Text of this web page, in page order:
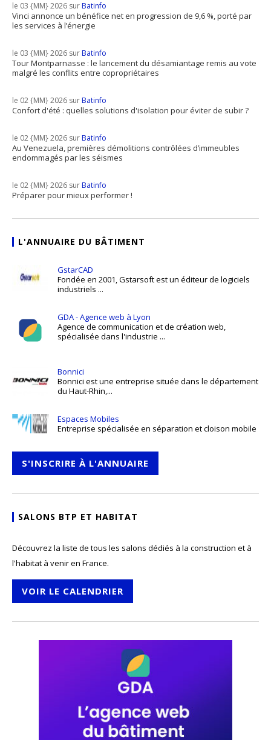
le 03 {MM} 2026 surBatinfo
Vinci annonce un bénéfice net en progression de 9,6 %, porté par
les services à l’énergie
le 03 {MM} 2026 surBatinfo
Tour Montparnasse : le lancement du désamiantage remis au vote
malgré les conflits entre copropriétaires
le 02 {MM} 2026 surBatinfo
Confort d'été : quelles solutions d'isolation pour éviter de subir ?
le 02 {MM} 2026 surBatinfo
Au Venezuela, premières démolitions contrôlées d’immeubles
endommagés par les séismes
le 02 {MM} 2026 surBatinfo
Préparer pour mieux performer !
L'ANNUAIRE DU BÂTIMENT
GstarCAD
Fondée en 2001, Gstarsoft est un éditeur de logiciels
industriels ...
GDA - Agence web à Lyon
Agence de communication et de création web,
spécialisée dans l'industrie ...
Bonnici
Bonnici est une entreprise située dans le département
du Haut-Rhin,...
Espaces Mobiles
Entreprise spécialisée en séparation et cloison mobile
S'INSCRIRE À L'ANNUAIRE
SALONS BTP ET HABITAT
Découvrez la liste de tous les salons dédiés à la construction et à
l'habitat à venir en France.
VOIR LE CALENDRIER